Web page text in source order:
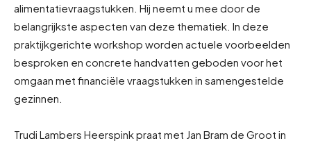
alimentatievraagstukken. Hij neemt u mee door de
belangrijkste aspecten van deze thematiek. In deze
praktijkgerichte workshop worden actuele voorbeelden
besproken en concrete handvatten geboden voor het
omgaan met financiële vraagstukken in samengestelde
gezinnen.
Trudi Lambers Heerspink praat met Jan Bram de Groot in